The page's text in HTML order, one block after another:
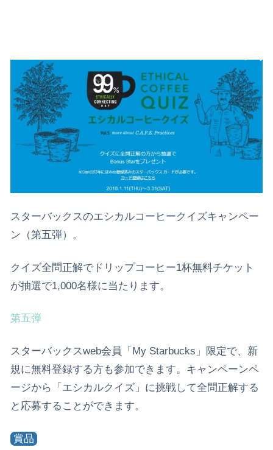
スターバックスのエシカルコーヒークイズキャンペー
ン（第五弾）。
クイズ全問正解でドリップコーヒー1杯無料チケット
が抽選で1,000名様に当たります。
第五弾
スターバックスweb会員「My Starbucks」限定で、新
規に無料登録する方も参加できます。キャンペーンペ
ージから「エシカルクイズ」に挑戦して全問正解する
と応募することができます。
賞品